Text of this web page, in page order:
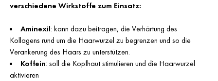
verschiedene Wirkstoffe zum Einsatz:
Aminexil: kann dazu beitragen, die Verhärtung des
Kollagens rund um die Haarwurzel zu begrenzen und so die
Verankerung des Haars zu unterstützen.
Koffein: soll die Kopfhaut stimulieren und die Haarwurzel
aktivieren